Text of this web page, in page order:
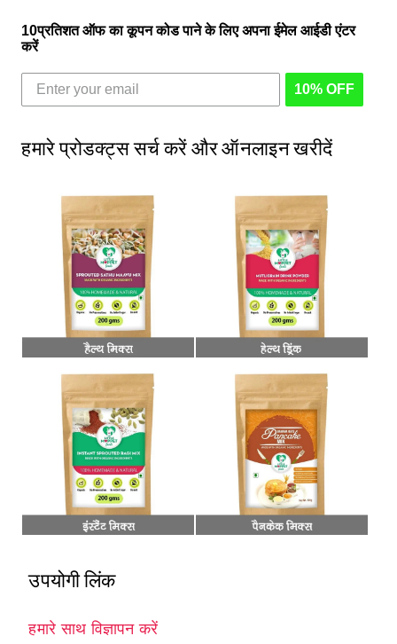
10प्रतिशत ऑफ का कूपन कोड पाने के लिए अपना ईमेल आईडी एंटर
करें
10% OFF
हमारे प्रोडक्ट्स सर्च करें और ऑनलाइन खरीदें
उपयोगी लिंक
हमारे साथ विज्ञापन करें